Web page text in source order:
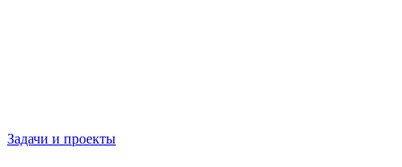
Задачи и проекты